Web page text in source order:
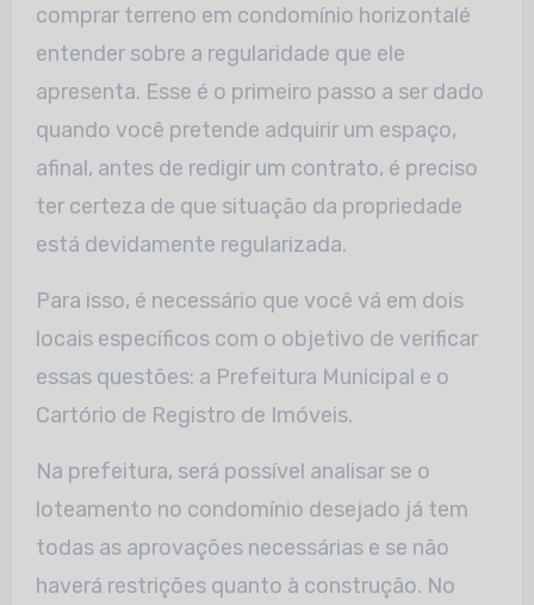
comprar terreno em condomínio horizontalé
entender sobre a regularidade que ele
apresenta. Esse é o primeiro passo a ser dado
quando você pretende adquirir um espaço,
afinal, antes de redigir um contrato, é preciso
ter certeza de que situação da propriedade
está devidamente regularizada.
Para isso, é necessário que você vá em dois
locais específicos com o objetivo de verificar
essas questões: a Prefeitura Municipal e o
Cartório de Registro de Imóveis.
Na prefeitura, será possível analisar se o
loteamento no condomínio desejado já tem
todas as aprovações necessárias e se não
haverá restrições quanto à construção. No